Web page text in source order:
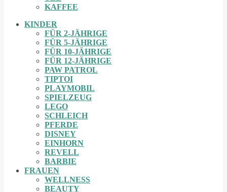
KAFFEE
KINDER
FÜR 2-JÄHRIGE
FÜR 5-JÄHRIGE
FÜR 10-JÄHRIGE
FÜR 12-JÄHRIGE
PAW PATROL
TIPTOI
PLAYMOBIL
SPIELZEUG
LEGO
SCHLEICH
PFERDE
DISNEY
EINHORN
REVELL
BARBIE
FRAUEN
WELLNESS
BEAUTY